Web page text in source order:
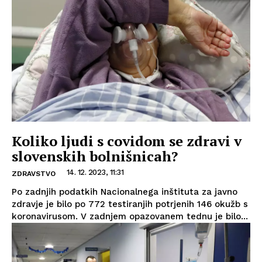
Koliko ljudi s covidom se zdravi v
slovenskih bolnišnicah?
ZDRAVSTVO 14. 12. 2023, 11:31
Po zadnjih podatkih Nacionalnega inštituta za javno
zdravje je bilo po 772 testiranjih potrjenih 146 okužb s
koronavirusom. V zadnjem opazovanem tednu je bilo...